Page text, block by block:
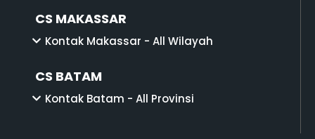
CS MAKASSAR
Kontak Makassar - All Wilayah
CS BATAM
Kontak Batam - All Provinsi